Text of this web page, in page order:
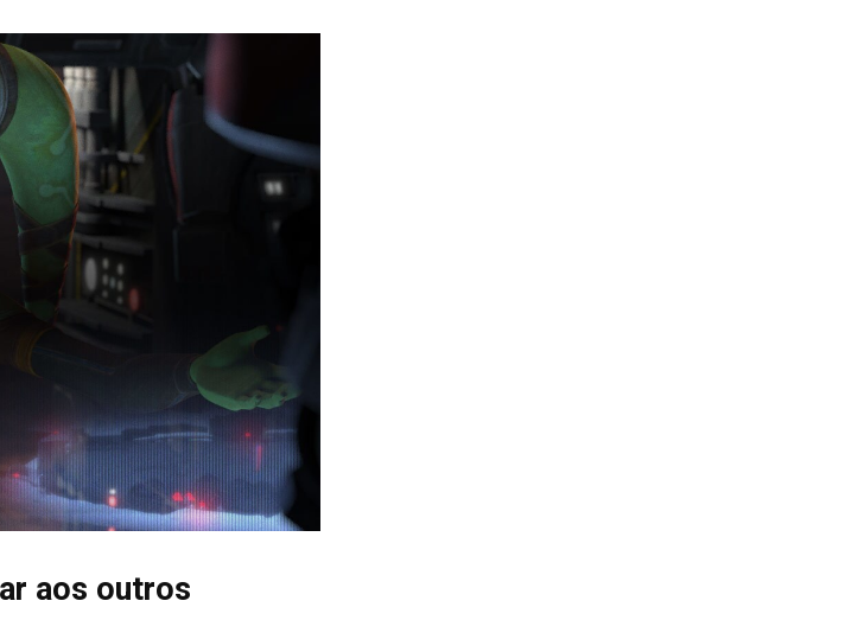
aos outros